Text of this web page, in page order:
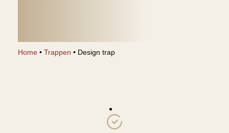
Home • Trappen • Design trap